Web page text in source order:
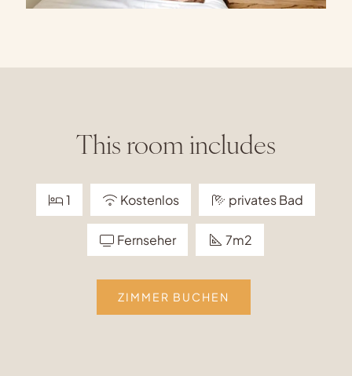
This room includes
1 Kostenlos privates Bad
Fernseher 7m2
ZIMMER BUCHEN